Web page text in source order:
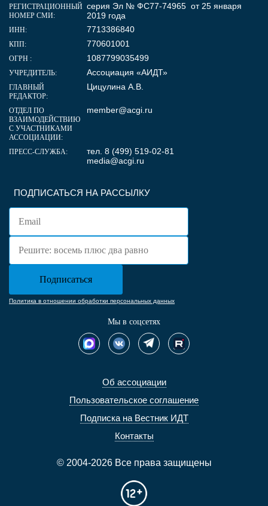
Об ассоциации
Пользовательское соглашение
Подписка на Вестник ИДТ
Контакты
© 2004-2026 Все права защищены
ПОДПИСАТЬСЯ НА РАССЫЛКУ
Политика в отношении обработки персональных данных
Мы в соцсетях
РЕГИСТРАЦИОННЫЙ
НОМЕР СМИ:
серия Эл № ФС77-74965 от 25 января
2019 года
ИНН: 7713386840
КПП: 770601001
ОГРН : 1087799035499
УЧРЕДИТЕЛЬ: Ассоциация «АИДТ»
ГЛАВНЫЙ
РЕДАКТОР:
Цицулина А.В.
ОТДЕЛ ПО
ВЗАИМОДЕЙСТВИЮ
С УЧАСТНИКАМИ
АССОЦИАЦИИ:
member@acgi.ru
ПРЕСС-СЛУЖБА:
тел. 8 (499) 519-02-81
media@acgi.ru